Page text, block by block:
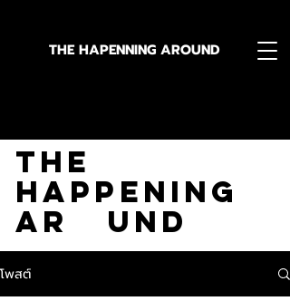
THE HAPENNING AROUND
The
Happening
Ar und
โพสต์